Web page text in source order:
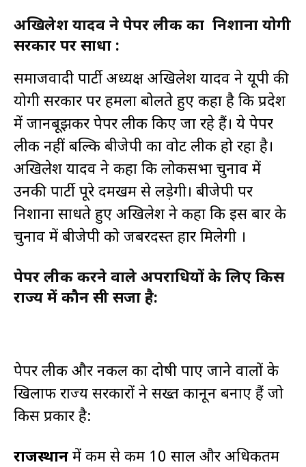
अखिलेश यादव ने पेपर लीक का निशाना योगी
सरकार पर साधा :
समाजवादी पार्टी अध्यक्ष अखिलेश यादव ने यूपी की
योगी सरकार पर हमला बोलते हुए कहा है कि प्रदेश
में जानबूझकर पेपर लीक किए जा रहे हैं। ये पेपर
लीक नहीं बल्कि बीजेपी का वोट लीक हो रहा है।
अखिलेश यादव ने कहा कि लोकसभा चुनाव में
उनकी पार्टी पूरे दमखम से लड़ेगी। बीजेपी पर
निशाना साधते हुए अखिलेश ने कहा कि इस बार के
चुनाव में बीजेपी को जबरदस्त हार मिलेगी ।
पेपर लीक करने वाले अपराधियों के लिए किस
राज्य में कौन सी सजा है:
पेपर लीक और नकल का दोषी पाए जाने वालों के
खिलाफ राज्य सरकारों ने सख्त कानून बनाए हैं जो
किस प्रकार है:
राजस्थान में कम से कम 10 साल और अधिकतम